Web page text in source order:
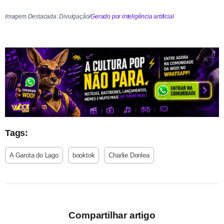
Imagem Destacada: Divulgação/Gerado por inteligência artificial
Tags:
A Garota do Lago booktok Charlie Donlea
Compartilhar artigo